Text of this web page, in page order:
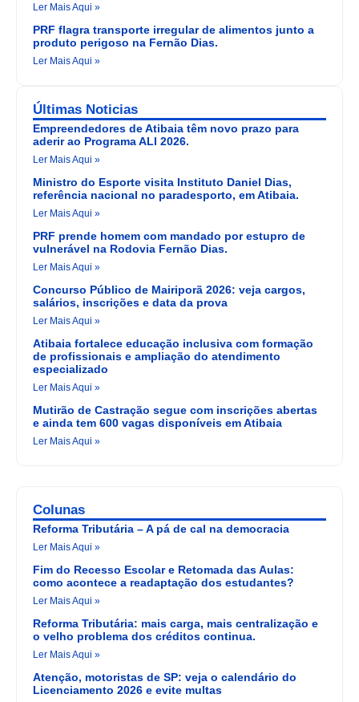
Ler Mais Aqui »
PRF flagra transporte irregular de alimentos junto a
produto perigoso na Fernão Dias.
Ler Mais Aqui »
Últimas Noticias
Empreendedores de Atibaia têm novo prazo para
aderir ao Programa ALI 2026.
Ler Mais Aqui »
Ministro do Esporte visita Instituto Daniel Dias,
referência nacional no paradesporto, em Atibaia.
Ler Mais Aqui »
PRF prende homem com mandado por estupro de
vulnerável na Rodovia Fernão Dias.
Ler Mais Aqui »
Concurso Público de Mairiporã 2026: veja cargos,
salários, inscrições e data da prova
Ler Mais Aqui »
Atibaia fortalece educação inclusiva com formação
de profissionais e ampliação do atendimento
especializado
Ler Mais Aqui »
Mutirão de Castração segue com inscrições abertas
e ainda tem 600 vagas disponíveis em Atibaia
Ler Mais Aqui »
Colunas
Reforma Tributária – A pá de cal na democracia
Ler Mais Aqui »
Fim do Recesso Escolar e Retomada das Aulas:
como acontece a readaptação dos estudantes?
Ler Mais Aqui »
Reforma Tributária: mais carga, mais centralização e
o velho problema dos créditos continua.
Ler Mais Aqui »
Atenção, motoristas de SP: veja o calendário do
Licenciamento 2026 e evite multas